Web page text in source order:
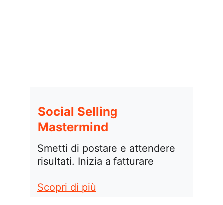
Social Selling
Mastermind
Smetti di postare e attendere
risultati. Inizia a fatturare
Scopri di più